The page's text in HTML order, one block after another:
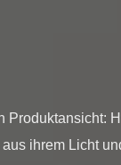
Produktansicht:
ihrem Licht